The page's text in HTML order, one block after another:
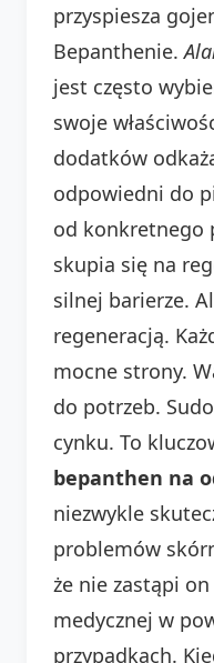
przyspiesza
Bepanthenie.
jest często
swoje
dodatków
odpowiedni do
od konkretnego
skupia się na
silnej barierze.
regeneracją.
mocne strony.
do potrzeb.
cynku. To
bepanthen na
niezwykle
problemów
że nie zastąpi
medycznej w
przypadkach.